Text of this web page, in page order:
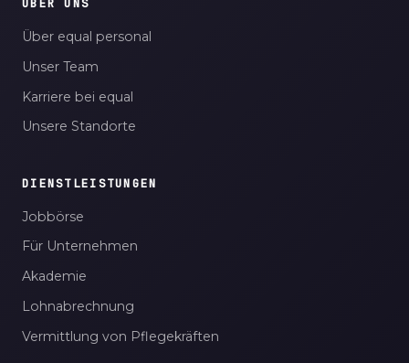
ÜBER UNS
Über equal personal
Unser Team
Karriere bei equal
Unsere Standorte
DIENSTLEISTUNGEN
Jobbörse
Für Unternehmen
Akademie
Lohnabrechnung
Vermittlung von Pflegekräften